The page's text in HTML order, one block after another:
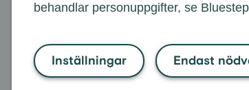
behandlar personuppgifter, se
Inställningar Endast